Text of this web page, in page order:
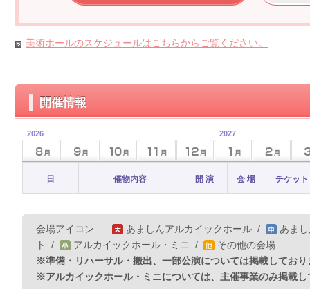
美術ホールのスケジュールはこちらからご覧ください。
開催情報
2026 2027
日 催物内容 開 演 会 場 チケット
会場アイコン… あましんアルカイックホール /
あま
ト
/ アルカイックホール・ミニ /
その他の会場
※準備・リハーサル・搬出、一部公演については掲載しており
※アルカイックホール・ミニについては、主催事業のみ掲載し